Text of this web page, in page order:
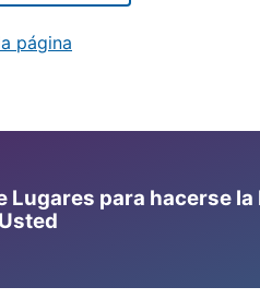
página
Lugares para hacerse la